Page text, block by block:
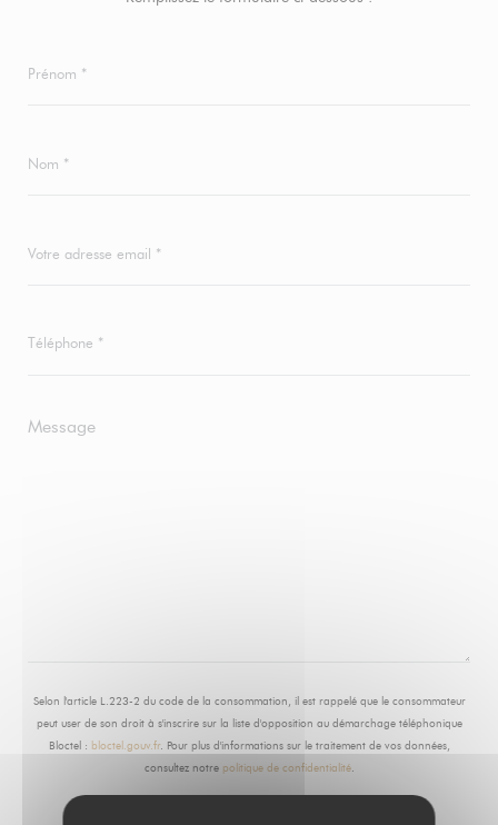
Selon l'article L.223-2 du code de la consommation, il est rappelé que le consommateur
peut user de son droit à s'inscrire sur la liste d'opposition au démarchage téléphonique
Bloctel : bloctel.gouv.fr. Pour plus d'informations sur le traitement de vos données,
consultez notre politique de confidentialité.